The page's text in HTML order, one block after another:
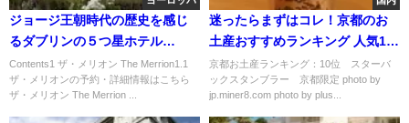
ジョージ王朝時代の歴史を感じ
るダブリンの５つ星ホテル
「ザ・メリオン」
Contents1 ザ・メリオン The Merrion1.1
ザ・メリオンの予約・詳細情報はこちら
ザ・メリオン The Merrion ...
迷ったらまずはコレ！京都のお
土産おすすめランキング 人気10
選
京都お土産ランキング：10位 スターバ
ックスタンブラー 京都限定 photo by
jp.miner8.com photo by plus...